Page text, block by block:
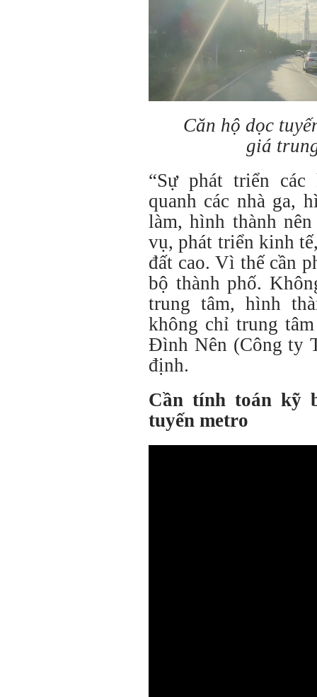
Căn hộ dọc
giá
“Sự phát triển
quanh các nhà ga,
làm, hình thành
vụ, phát triển kinh
đất cao. Vì thế cần
bộ thành phố.
trung tâm, hình
không chỉ trung
Đình Nên (Công ty
định.
Cần tính toán kỹ
tuyến metro